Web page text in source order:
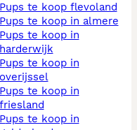
pups te koop flevoland
pups te koop in almere
pups te koop in
harderwijk
pups te koop in
overijssel
pups te koop in
friesland
pups te koop in